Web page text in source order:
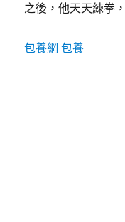
之後，他天天練拳
包養網 包養